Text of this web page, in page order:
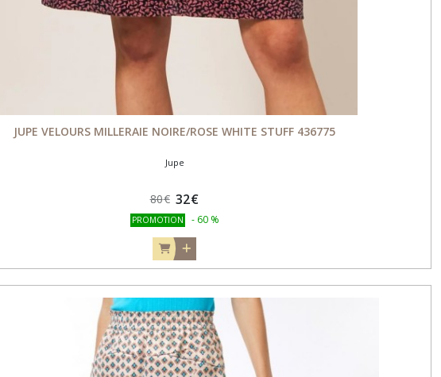
JUPE VELOURS MILLERAIE NOIRE/ROSE WHITE STUFF 436775
Jupe
80€ 32€
PROMOTION - 60 %